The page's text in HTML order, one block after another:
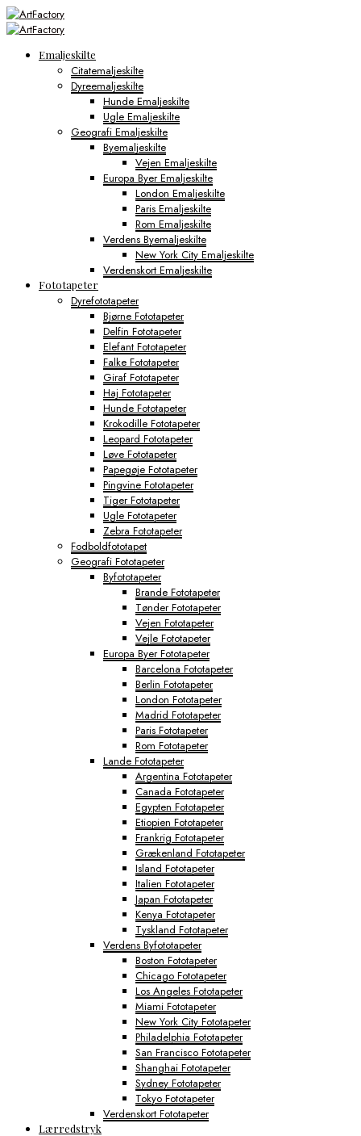
Emaljeskilte
Citatemaljeskilte
Dyreemaljeskilte
Hunde Emaljeskilte
Ugle Emaljeskilte
Geografi Emaljeskilte
Byemaljeskilte
Vejen Emaljeskilte
Europa Byer Emaljeskilte
London Emaljeskilte
Paris Emaljeskilte
Rom Emaljeskilte
Verdens Byemaljeskilte
New York City Emaljeskilte
Verdenskort Emaljeskilte
Fototapeter
Dyrefototapeter
Bjørne Fototapeter
Delfin Fototapeter
Elefant Fototapeter
Falke Fototapeter
Giraf Fototapeter
Haj Fototapeter
Hunde Fototapeter
Krokodille Fototapeter
Leopard Fototapeter
Løve Fototapeter
Papegøje Fototapeter
Pingvine Fototapeter
Tiger Fototapeter
Ugle Fototapeter
Zebra Fototapeter
Fodboldfototapet
Geografi Fototapeter
Byfototapeter
Brande Fototapeter
Tønder Fototapeter
Vejen Fototapeter
Vejle Fototapeter
Europa Byer Fototapeter
Barcelona Fototapeter
Berlin Fototapeter
London Fototapeter
Madrid Fototapeter
Paris Fototapeter
Rom Fototapeter
Lande Fototapeter
Argentina Fototapeter
Canada Fototapeter
Egypten Fototapeter
Etiopien Fototapeter
Frankrig Fototapeter
Grækenland Fototapeter
Island Fototapeter
Italien Fototapeter
Japan Fototapeter
Kenya Fototapeter
Tyskland Fototapeter
Verdens Byfototapeter
Boston Fototapeter
Chicago Fototapeter
Los Angeles Fototapeter
Miami Fototapeter
New York City Fototapeter
Philadelphia Fototapeter
San Francisco Fototapeter
Shanghai Fototapeter
Sydney Fototapeter
Tokyo Fototapeter
Verdenskort Fototapeter
Lærredstryk